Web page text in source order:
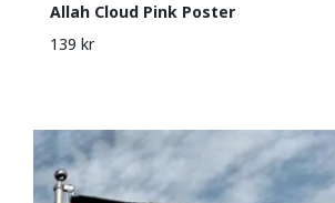
Allah Cloud Pink Poster
139 kr